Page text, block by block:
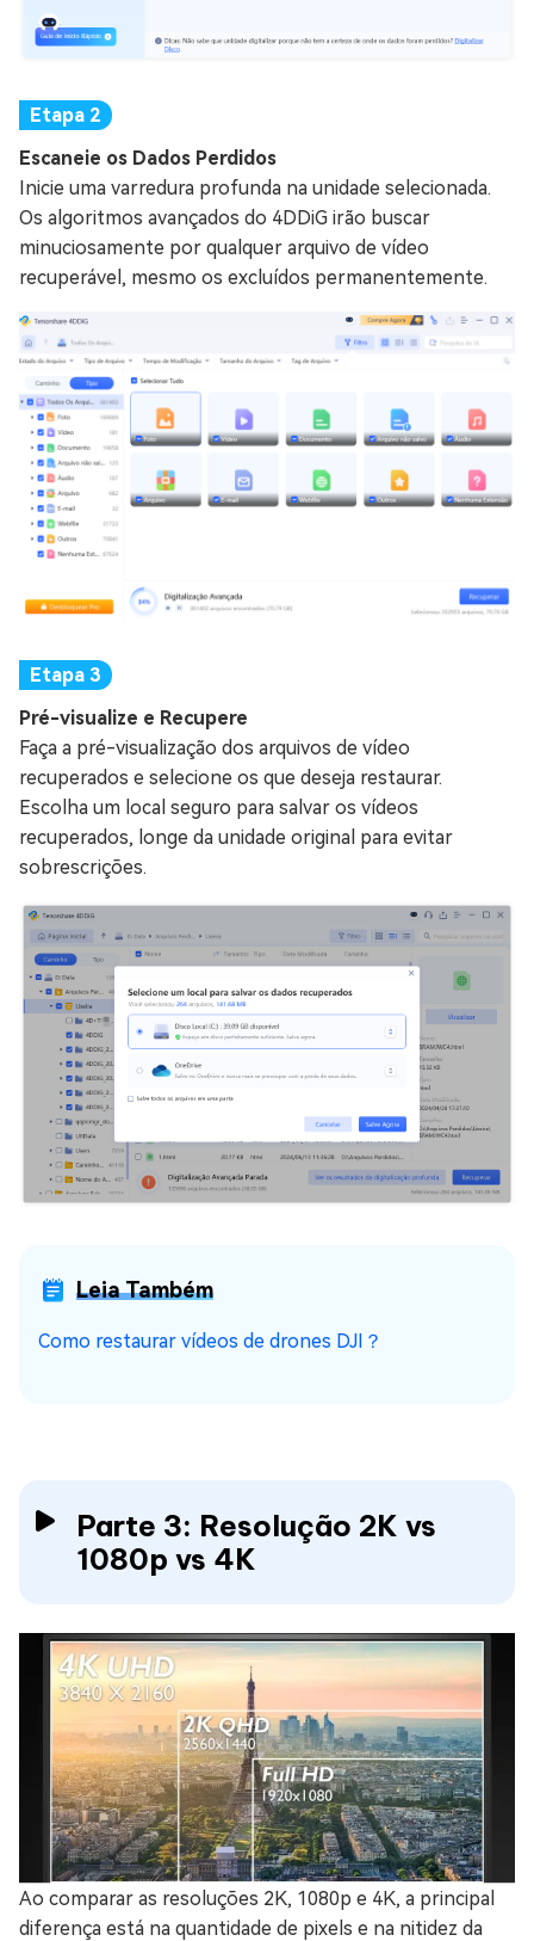
Escaneie os Dados Perdidos
Inicie uma varredura profunda na unidade selecionada.
Os algoritmos avançados do 4DDiG irão buscar
minuciosamente por qualquer arquivo de vídeo
recuperável, mesmo os excluídos permanentemente.
Pré-visualize e Recupere
Faça a pré-visualização dos arquivos de vídeo
recuperados e selecione os que deseja restaurar.
Escolha um local seguro para salvar os vídeos
recuperados, longe da unidade original para evitar
sobrescrições.
Leia Também
Como restaurar vídeos de drones DJI？
Parte 3: Resolução 2K vs
1080p vs 4K
Ao comparar as resoluções 2K, 1080p e 4K, a principal
diferença está na quantidade de pixels e na nitidez da